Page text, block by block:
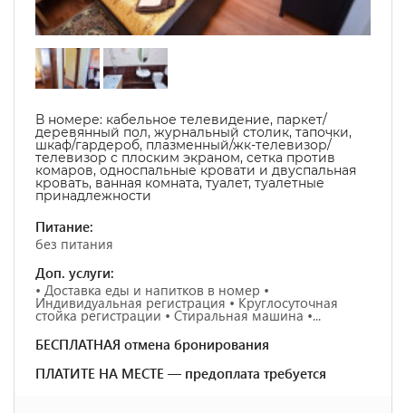
В номере: кабельное телевидение, паркет/
деревянный пол, журнальный столик, тапочки,
шкаф/гардероб, плазменный/жк-телевизор/
телевизор с плоским экраном, cетка против
комаров, односпальные кровати и двуспальная
кровать, ванная комната, туалет, туалетные
принадлежности
Питание:
без питания
Доп. услуги:
• Доставка еды и напитков в номер •
Индивидуальная регистрация • Круглосуточная
стойка регистрации • Стиральная машина •...
БЕСПЛАТНАЯ отмена бронирования
ПЛАТИТЕ НА МЕСТЕ — предоплата требуется